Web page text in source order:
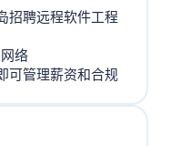
招聘远程软件工程
络
可管理薪资和合规